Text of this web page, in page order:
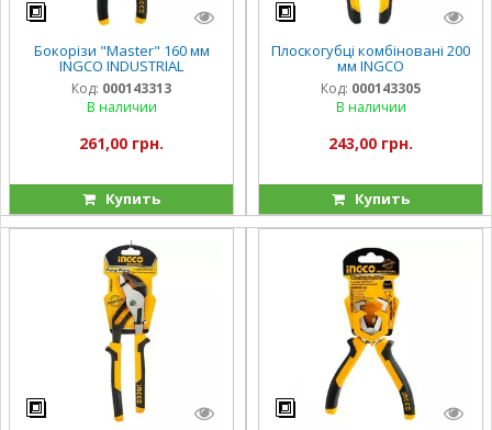
Бокорізи "Master" 160 мм
INGCO INDUSTRIAL
Код: 000143313
В наличии
261,00 грн.
Купить
Плоскогубці комбіновані 200
мм INGCO
Код: 000143305
В наличии
243,00 грн.
Купить